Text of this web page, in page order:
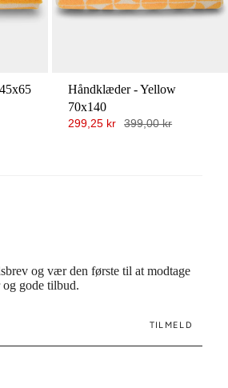
Håndklæder - Yellow
70x140
299,25 kr 399,00 kr
og vær den første til at modtage
gode tilbud.
TILMELD